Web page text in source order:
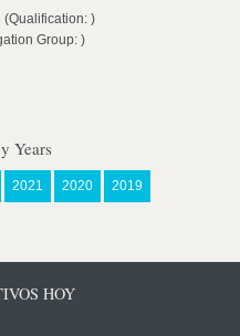
(Qualification: )
Group: )
Years
2021 2020 2019
HOY